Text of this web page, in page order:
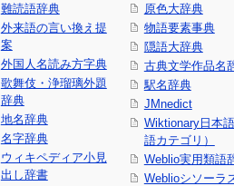
難読語辞典
外来語の言い換え提
案
外国人名読み方字典
歌舞伎・浄瑠璃外題
辞典
地名辞典
名字辞典
ウィキペディア小見
出し辞書
原色大辞典
物語要素事典
隠語大辞典
古典文学作品名
駅名辞典
JMnedict
Wiktionary日本
語カテゴリ）
Weblio実用類語
Weblioシソーラ